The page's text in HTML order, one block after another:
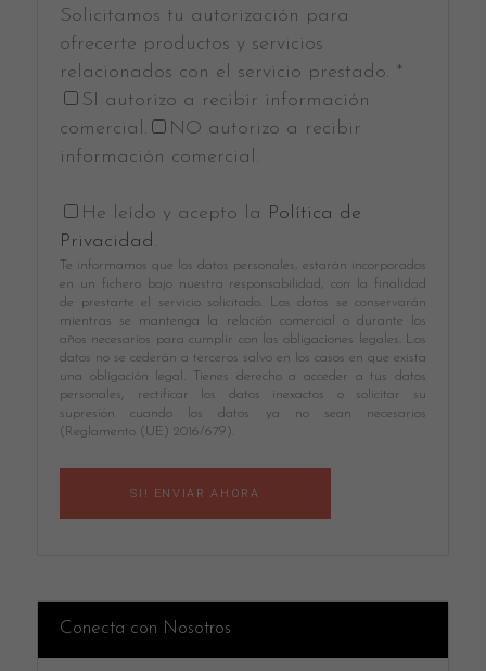
Solicitamos tu autorización para
ofrecerte productos y servicios
relacionados con el servicio prestado. *
SI autorizo a recibir información
comercial.
NO autorizo a recibir
información comercial.
He leído y acepto la Política de
Privacidad.
Te informamos que los datos personales, estarán incorporados
en un fichero bajo nuestra responsabilidad, con la finalidad
de prestarte el servicio solicitado. Los datos se conservarán
mientras se mantenga la relación comercial o durante los
años necesarios para cumplir con las obligaciones legales. Los
datos no se cederán a terceros salvo en los casos en que exista
una obligación legal. Tienes derecho a acceder a tus datos
personales, rectificar los datos inexactos o solicitar su
supresión cuando los datos ya no sean necesarios
(Reglamento (UE) 2016/679).
Conecta con Nosotros